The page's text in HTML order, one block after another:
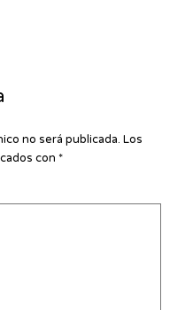
no será publicada. Los
con *